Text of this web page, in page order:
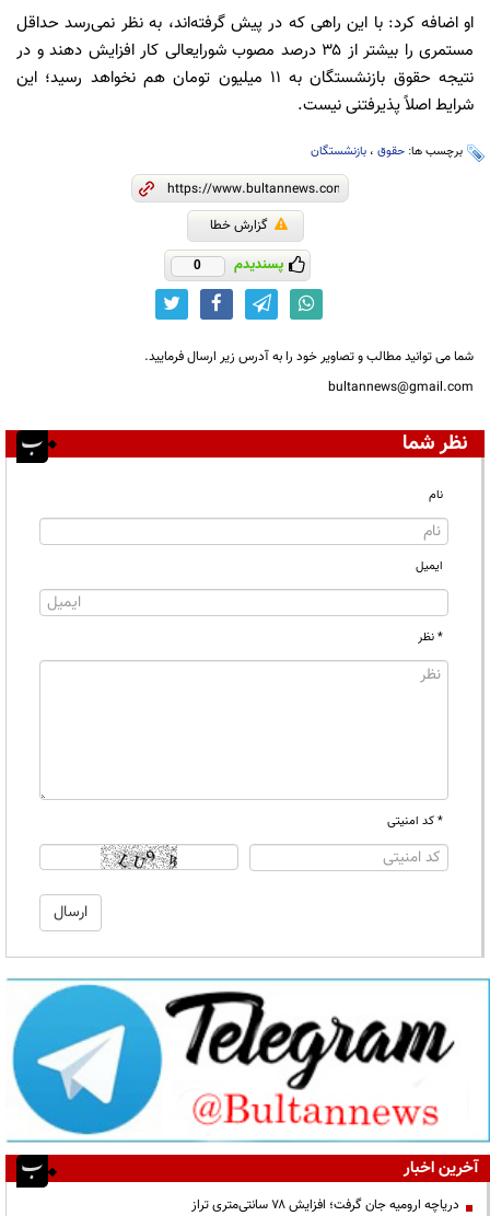
او اضافه کرد: با این راهی که در پیش گرفته‌اند، به نظر نمی‌رسد حداقل
مستمری را بیشتر از ۳۵ درصد مصوب شورایعالی کار افزایش دهند و در
نتیجه حقوق بازنشستگان به ۱۱ میلیون تومان هم نخواهد رسید؛ این
شرایط اصلاً پذیرفتنی نیست.
برچسب ها: حقوق ، بازنشستگان
گزارش خطا
پسندیدم 0
شما می توانید مطالب و تصاویر خود را به آدرس زیر ارسال فرمایید.
bultannews@gmail.com
نظر شما
نام
ایمیل
* نظر
* کد امنیتی
آخرین اخبار
دریاچه ارومیه جان گرفت؛ افزایش ۷۸ سانتی‌متری تراز